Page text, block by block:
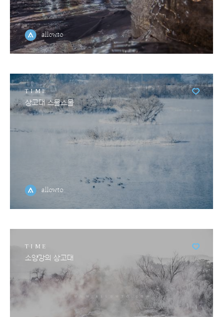
allowto
TIME
상고대 스물스물
allowto
TIME
소양강의 상고대